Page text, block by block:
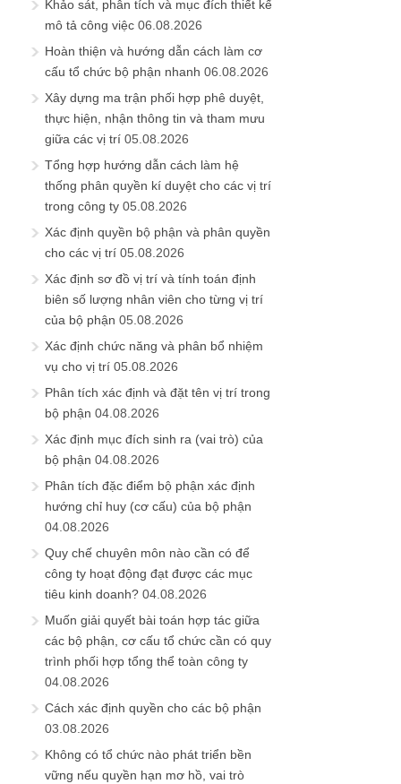
Khảo sát, phân tích và mục đích thiết kế
mô tả công việc 06.08.2026
Hoàn thiện và hướng dẫn cách làm cơ
cấu tổ chức bộ phận nhanh 06.08.2026
Xây dựng ma trận phối hợp phê duyệt,
thực hiện, nhận thông tin và tham mưu
giữa các vị trí 05.08.2026
Tổng hợp hướng dẫn cách làm hệ
thống phân quyền kí duyệt cho các vị trí
trong công ty 05.08.2026
Xác định quyền bộ phận và phân quyền
cho các vị trí 05.08.2026
Xác định sơ đồ vị trí và tính toán định
biên số lượng nhân viên cho từng vị trí
của bộ phận 05.08.2026
Xác định chức năng và phân bổ nhiệm
vụ cho vị trí 05.08.2026
Phân tích xác định và đặt tên vị trí trong
bộ phận 04.08.2026
Xác định mục đích sinh ra (vai trò) của
bộ phận 04.08.2026
Phân tích đặc điểm bộ phận xác định
hướng chỉ huy (cơ cấu) của bộ phận
04.08.2026
Quy chế chuyên môn nào cần có để
công ty hoạt động đạt được các mục
tiêu kinh doanh? 04.08.2026
Muốn giải quyết bài toán hợp tác giữa
các bộ phận, cơ cấu tổ chức cần có quy
trình phối hợp tổng thể toàn công ty
04.08.2026
Cách xác định quyền cho các bộ phận
03.08.2026
Không có tổ chức nào phát triển bền
vững nếu quyền hạn mơ hồ, vai trò